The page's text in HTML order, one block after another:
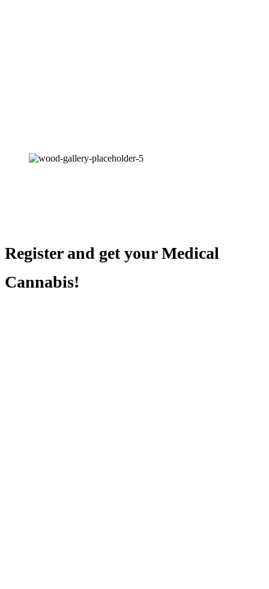
Register and get your Medical
Cannabis!